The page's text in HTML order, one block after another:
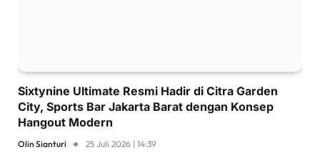
Sixtynine Ultimate Resmi Hadir di Citra Garden
City, Sports Bar Jakarta Barat dengan Konsep
Hangout Modern
Olin Sianturi 25 Juli 2026 | 14:39